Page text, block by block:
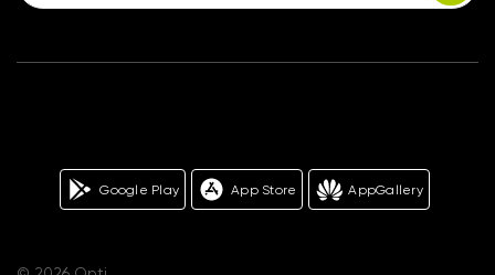
Google Play App Store AppGallery